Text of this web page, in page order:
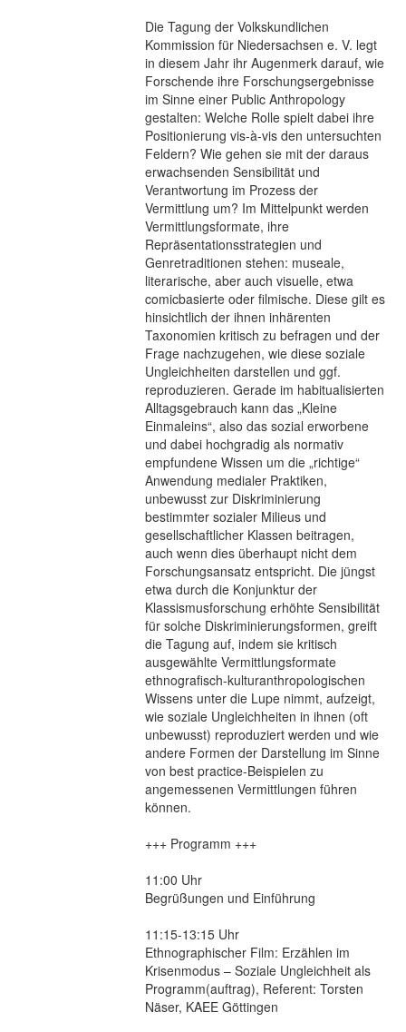
Die Tagung der Volkskundlichen
Kommission für Niedersachsen e. V. legt
in diesem Jahr ihr Augenmerk darauf, wie
Forschende ihre Forschungsergebnisse
im Sinne einer Public Anthropology
gestalten: Welche Rolle spielt dabei ihre
Positionierung vis-à-vis den untersuchten
Feldern? Wie gehen sie mit der daraus
erwachsenden Sensibilität und
Verantwortung im Prozess der
Vermittlung um? Im Mittelpunkt werden
Vermittlungsformate, ihre
Repräsentationsstrategien und
Genretraditionen stehen: museale,
literarische, aber auch visuelle, etwa
comicbasierte oder filmische. Diese gilt es
hinsichtlich der ihnen inhärenten
Taxonomien kritisch zu befragen und der
Frage nachzugehen, wie diese soziale
Ungleichheiten darstellen und ggf.
reproduzieren. Gerade im habitualisierten
Alltagsgebrauch kann das „Kleine
Einmaleins“, also das sozial erworbene
und dabei hochgradig als normativ
empfundene Wissen um die „richtige“
Anwendung medialer Praktiken,
unbewusst zur Diskriminierung
bestimmter sozialer Milieus und
gesellschaftlicher Klassen beitragen,
auch wenn dies überhaupt nicht dem
Forschungsansatz entspricht. Die jüngst
etwa durch die Konjunktur der
Klassismusforschung erhöhte Sensibilität
für solche Diskriminierungsformen, greift
die Tagung auf, indem sie kritisch
ausgewählte Vermittlungsformate
ethnografisch-kulturanthropologischen
Wissens unter die Lupe nimmt, aufzeigt,
wie soziale Ungleichheiten in ihnen (oft
unbewusst) reproduziert werden und wie
andere Formen der Darstellung im Sinne
von best practice-Beispielen zu
angemessenen Vermittlungen führen
können.
+++ Programm +++
11:00 Uhr
Begrüßungen und Einführung
11:15-13:15 Uhr
Ethnographischer Film: Erzählen im
Krisenmodus – Soziale Ungleichheit als
Programm(auftrag), Referent: Torsten
Näser, KAEE Göttingen